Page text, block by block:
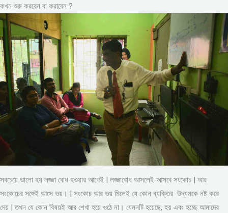
কখন শুরু করবেন বা করাবেন ?
সবচেয়ে ভালো হয় লজ্জা বোধ হওয়ার আগেই | লজ্জাবোধ আসলেই আসবে সংকোচ | আর
সংকোচের সঙ্গেই আসে ভয়। | সংকোচ আর ভয় মিলেই যে কোন ব্যক্তির উদ্যমকে নষ্ট করে
দেয় | তখন যে কোন বিষয়ই আর শেখা হয়ে ওঠে না। যেমনটি হয়েছে, হয় এবং হচ্ছে আমাদের